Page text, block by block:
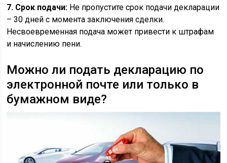
7. Срок подачи: Не пропустите срок подачи декларации
– 30 дней с момента заключения сделки.
Несвоевременная подача может привести к штрафам
и начислению пени.
Можно ли подать декларацию по
электронной почте или только в
бумажном виде?